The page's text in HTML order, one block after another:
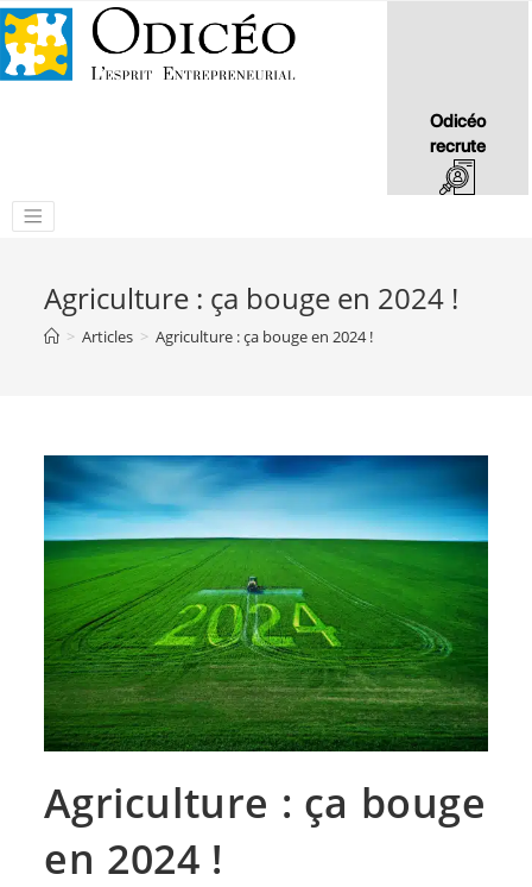
Odicéo
recrute
Agriculture : ça bouge en 2024 !
> Articles > Agriculture : ça bouge en 2024 !
Agriculture : ça bouge
en 2024 !